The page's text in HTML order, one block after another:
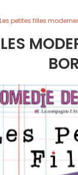
Les petites filles